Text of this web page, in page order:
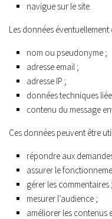
navigue sur le site.
Les données
nom ou pseudonyme ;
adresse email ;
adresse IP ;
données techniques
contenu du message
Ces données peuvent être
répondre aux
assurer le
gérer les commentaires ;
mesurer l’audience ;
améliorer les contenus